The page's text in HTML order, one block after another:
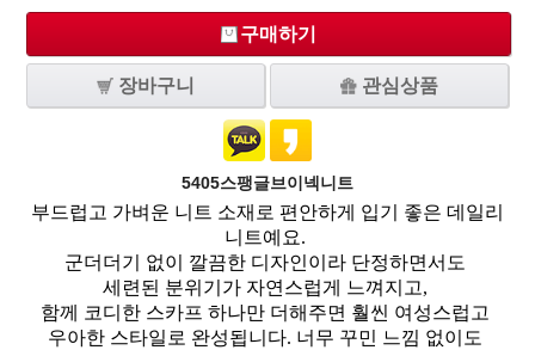
구매하기
장바구니 관심상품
5405스팽글브이넥니트
부드럽고 가벼운 니트 소재로 편안하게 입기 좋은 데일리
니트예요.
군더더기 없이 깔끔한 디자인이라 단정하면서도
세련된 분위기가 자연스럽게 느껴지고,
함께 코디한 스카프 하나만 더해주면 훨씬 여성스럽고
우아한 스타일로 완성됩니다. 너무 꾸민 느낌 없이도